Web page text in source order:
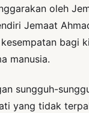
oleh
Jemaat
manusia.
sungguh-
yang tidak